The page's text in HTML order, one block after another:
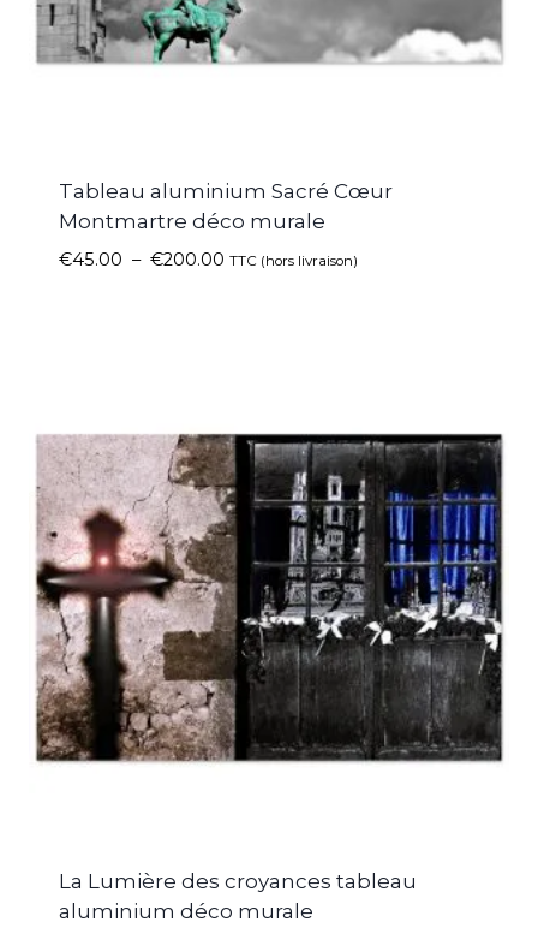
Tableau aluminium Sacré Cœur
Montmartre déco murale
€45.00 – €200.00 TTC (hors livraison)
La Lumière des croyances tableau
aluminium déco murale